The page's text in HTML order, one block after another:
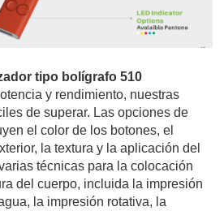
tipo bolígrafo 510
y rendimiento, nuestras
de superar. Las opciones de
el color de los botones, el
la textura y la aplicación del
técnicas para la colocación
del cuerpo, incluida la impresión
la impresión rotativa, la